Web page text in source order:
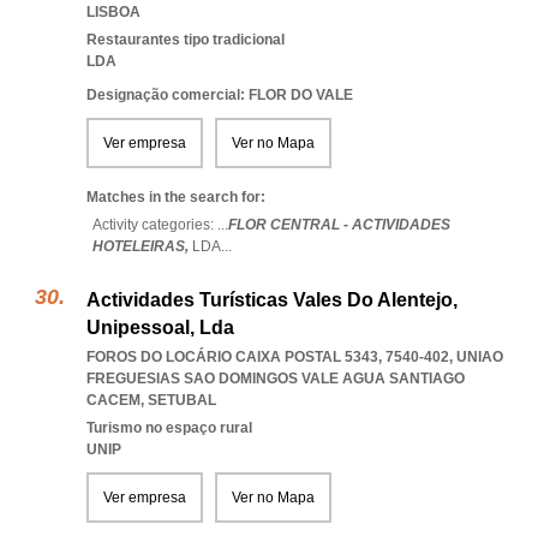
LISBOA
Restaurantes tipo tradicional
LDA
Designação comercial: FLOR DO VALE
Ver empresa Ver no Mapa
Matches in the search for:
Activity categories: ...FLOR CENTRAL - ACTIVIDADES
HOTELEIRAS, LDA...
Actividades Turísticas Vales Do Alentejo,
Unipessoal, Lda
FOROS DO LOCÁRIO CAIXA POSTAL 5343, 7540-402, UNIAO
FREGUESIAS SAO DOMINGOS VALE AGUA SANTIAGO
CACEM, SETUBAL
Turismo no espaço rural
UNIP
Ver empresa Ver no Mapa